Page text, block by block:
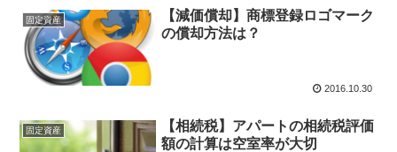
固定資産
【減価償却】商標登録ロゴマーク
の償却方法は？
2016.10.30
固定資産
【相続税】アパートの相続税評価
額の計算は空室率が大切